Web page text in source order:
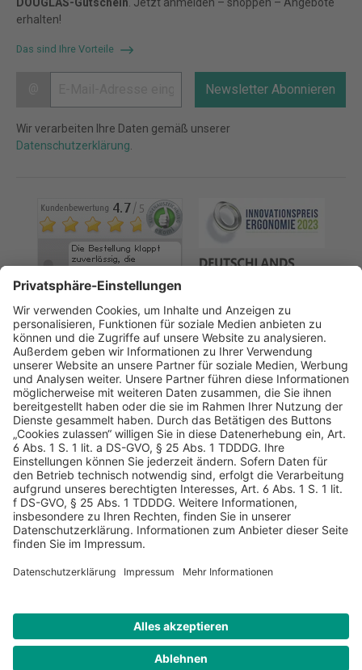
erhalten!
Das sind Ihre Vorteile
Newsletter Abonnieren
Wir verarbeiten Ihre Daten gemäß unserer
Datenschutzerklärung
AGB Datenschutz
Impressum
Sicherheitshinweis
Compliance
Netto-Preise zzgl. gesetzlich gültiger MwSt., zzgl.
Sichere Daten dank SSL-Verschlüsselung.